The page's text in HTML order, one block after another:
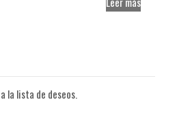
la lista de deseos.